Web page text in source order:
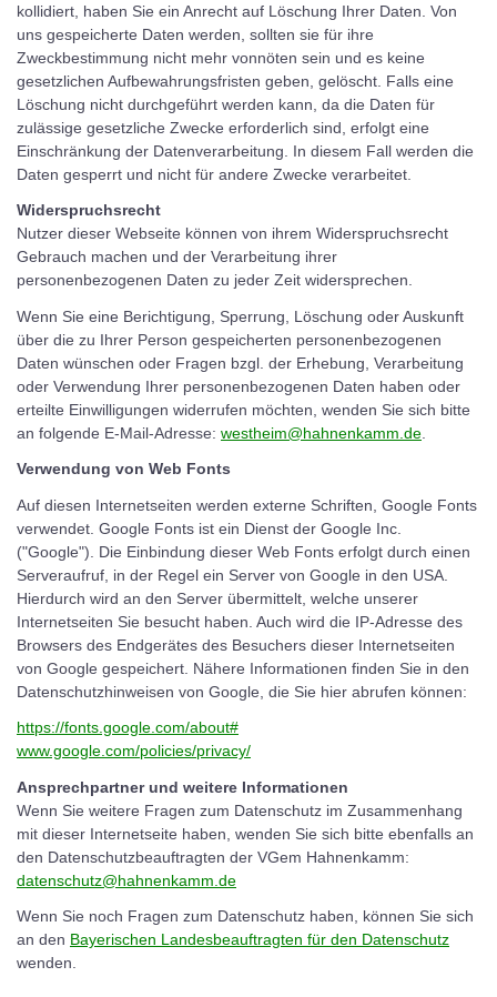
kollidiert, haben Sie ein Anrecht auf Löschung Ihrer Daten. Von
uns gespeicherte Daten werden, sollten sie für ihre
Zweckbestimmung nicht mehr vonnöten sein und es keine
gesetzlichen Aufbewahrungsfristen geben, gelöscht. Falls eine
Löschung nicht durchgeführt werden kann, da die Daten für
zulässige gesetzliche Zwecke erforderlich sind, erfolgt eine
Einschränkung der Datenverarbeitung. In diesem Fall werden die
Daten gesperrt und nicht für andere Zwecke verarbeitet.
Widerspruchsrecht
Nutzer dieser Webseite können von ihrem Widerspruchsrecht
Gebrauch machen und der Verarbeitung ihrer
personenbezogenen Daten zu jeder Zeit widersprechen.
Wenn Sie eine Berichtigung, Sperrung, Löschung oder Auskunft
über die zu Ihrer Person gespeicherten personenbezogenen
Daten wünschen oder Fragen bzgl. der Erhebung, Verarbeitung
oder Verwendung Ihrer personenbezogenen Daten haben oder
erteilte Einwilligungen widerrufen möchten, wenden Sie sich bitte
an folgende E-Mail-Adresse: westheim@hahnenkamm.de
Verwendung von Web Fonts
Auf diesen Internetseiten werden externe Schriften, Google Fonts
verwendet. Google Fonts ist ein Dienst der Google Inc.
("Google"). Die Einbindung dieser Web Fonts erfolgt durch einen
Serveraufruf, in der Regel ein Server von Google in den USA.
Hierdurch wird an den Server übermittelt, welche unserer
Internetseiten Sie besucht haben. Auch wird die IP-Adresse des
Browsers des Endgerätes des Besuchers dieser Internetseiten
von Google gespeichert. Nähere Informationen finden Sie in den
Datenschutzhinweisen von Google, die Sie hier abrufen können:
https://fonts.google.com/about#
www.google.com/policies/privacy/
Ansprechpartner und weitere Informationen
Wenn Sie weitere Fragen zum Datenschutz im Zusammenhang
mit dieser Internetseite haben, wenden Sie sich bitte ebenfalls an
den Datenschutzbeauftragten der VGem Hahnenkamm:
datenschutz@hahnenkamm.de
Wenn Sie noch Fragen zum Datenschutz haben, können Sie sich
an den Bayerischen Landesbeauftragten für den Datenschutz
wenden.